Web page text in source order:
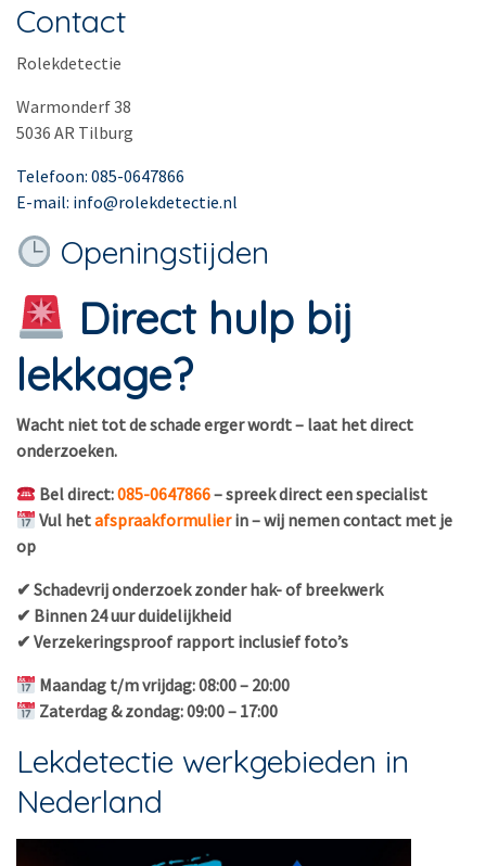
Contact
Rolekdetectie
Warmonderf 38
5036 AR Tilburg
Telefoon: 085-0647866
E-mail: info@rolekdetectie.nl
Openingstijden
Direct hulp bij
lekkage?
Wacht niet tot de schade erger wordt – laat het direct
onderzoeken.
Bel direct:085-0647866– spreek direct een specialist
Vul hetafspraakformulierin – wij nemen contact met je
op
✔ Schadevrij onderzoek zonder hak- of breekwerk
✔ Binnen 24 uur duidelijkheid
✔ Verzekeringsproof rapport inclusief foto’s
Maandag t/m vrijdag: 08:00 – 20:00
Zaterdag & zondag: 09:00 – 17:00
Lekdetectie werkgebieden in
Nederland